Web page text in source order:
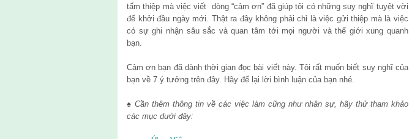
tấm thiệp mà việc viết dòng “cảm ơn” đã giúp tôi có những suy nghĩ tuyệt vời
để khởi đầu ngày mới. Thật ra đây không phải chỉ là việc gửi thiệp mà là việc
có sự ghi nhận sâu sắc và quan tâm tới mọi người và thế giới xung quanh
bạn.
Cảm ơn bạn đã dành thời gian đọc bài viết này. Tôi rất muốn biết suy nghĩ của
bạn về 7 ý tưởng trên đây. Hãy để lại lời bình luận của bạn nhé.
♠ Cần thêm thông tin về các việc làm cũng như nhân sự, hãy thử tham khảo
các mục dưới đây: